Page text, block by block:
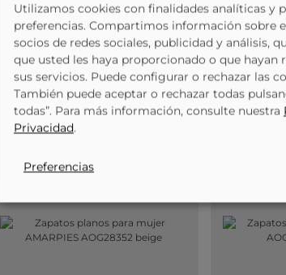
DEVOLUCIÓN
GRATUITA
EN TIENDA
CAMBIO DE TALLA
GRATUITO
Utilizamos cookies con finalidades analíticas y
preferencias. Compartimos información sobre
socios de redes sociales, publicidad y análisis,
que usted les haya proporcionado o que
sus servicios. Puede configurar o rechazar las
También puede aceptar o rechazar todas
todas”. Para más información, consulte nuestra
Privacidad.
Preferencias